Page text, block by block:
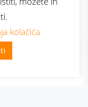
kolačića